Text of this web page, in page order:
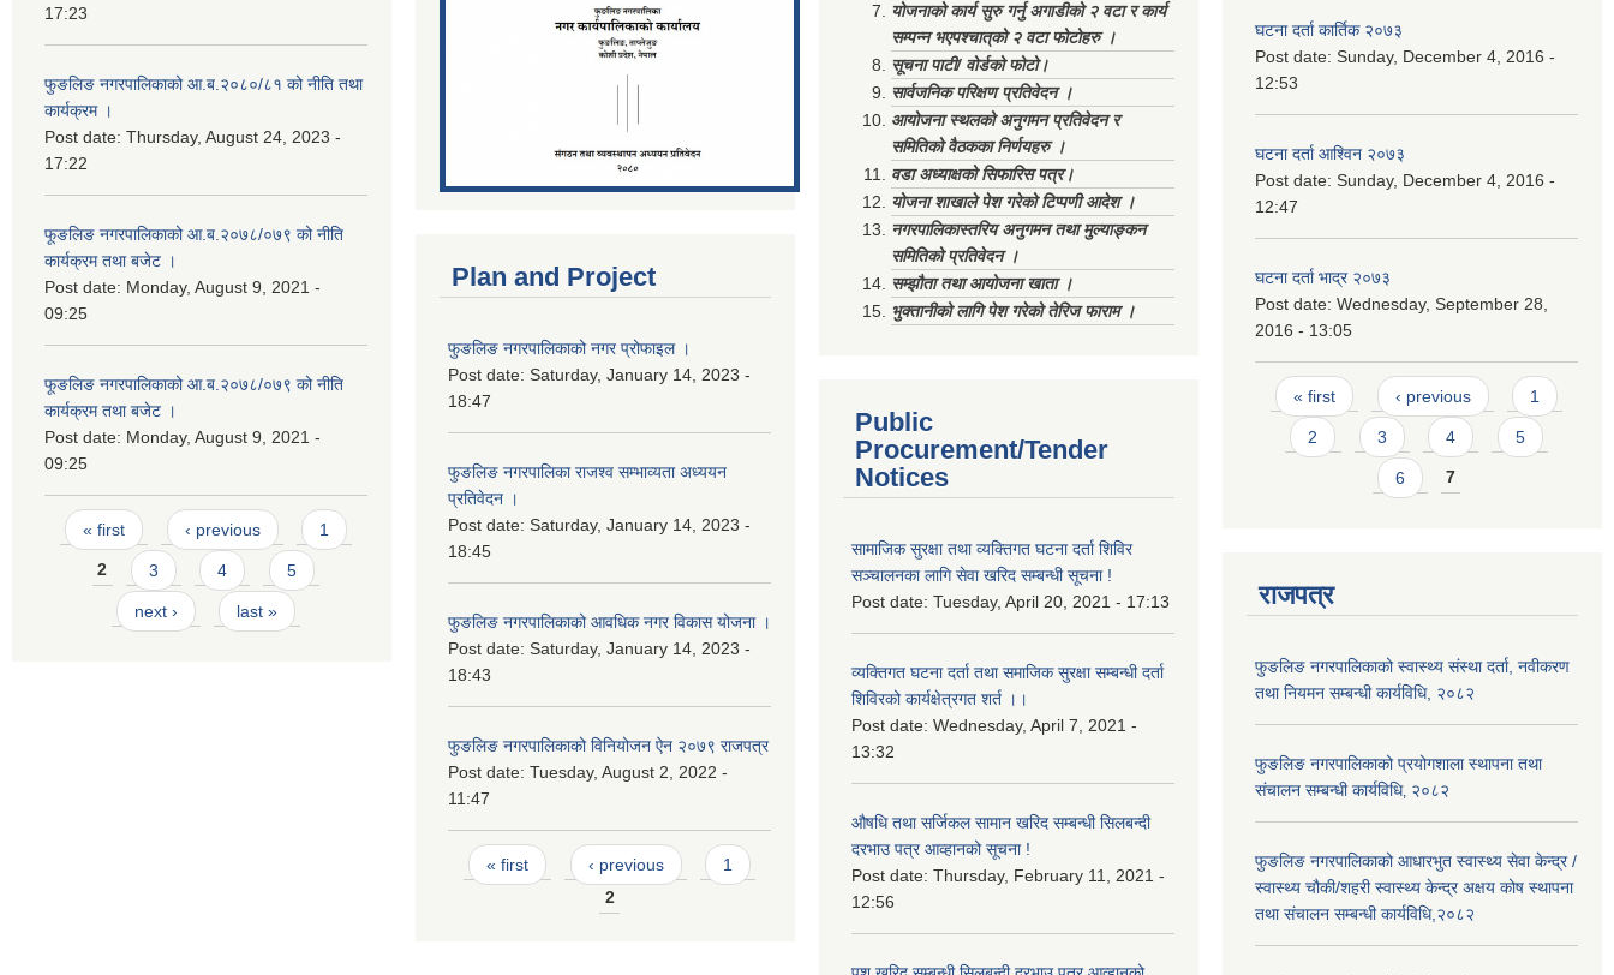
17:23
फुङलिङ नगरपालिकाको आ.ब.२०८०/८१ को नीति तथा
कार्यक्रम ।
Post date: Thursday, August 24, 2023 -
17:22
फूङलिङ नगरपालिकाको आ.ब.२०७८/०७९ को नीति
कार्यक्रम तथा बजेट ।
Post date: Monday, August 9, 2021 -
09:25
फूङलिङ नगरपालिकाको आ.ब.२०७८/०७९ को नीति
कार्यक्रम तथा बजेट ।
Post date: Monday, August 9, 2021 -
09:25
Pages
« first ‹ previous 1
2 3 4 5
next › last »
Plan and Project
फुङलिङ नगरपालिकाको नगर प्रोफाइल ।
Post date: Saturday, January 14, 2023 -
18:47
फुङलिङ नगरपालिका राजश्व सम्भाव्यता अध्ययन
प्रतिवेदन ।
Post date: Saturday, January 14, 2023 -
18:45
फुङलिङ नगरपालिकाको आवधिक नगर विकास योजना ।
Post date: Saturday, January 14, 2023 -
18:43
फुङलिङ नगरपालिकाको विनियोजन ऐन २०७९ राजपत्र
Post date: Tuesday, August 2, 2022 -
11:47
Pages
« first ‹ previous
1
2
योजनाको कार्य सुरु गर्नु अगाडीको २ वटा र कार्य
सम्पन्न भएपश्चात्‌को २ वटा फोटोहरु ।
सूचना पाटी/ वोर्डको फोटो।
सार्वजनिक परिक्षण प्रतिवेदन ।
आयोजना स्थलको अनुगमन प्रतिवेदन र
समितिको वैठकका निर्णयहरु ।
वडा अध्याक्षको सिफारिस पत्र।
योजना शाखाले पेश गरेको टिप्पणी आदेश ।
नगरपालिकास्तरिय अनुगमन तथा मुल्याङ्कन
समितिको प्रतिवेदन ।
सम्झौता तथा आयोजना खाता ।
भुक्तानीको लागि पेश गरेको तेरिज फाराम ।
Public
Procurement/Tender
Notices
सामाजिक सुरक्षा तथा व्यक्तिगत घटना दर्ता शिविर
सञ्चालनका लागि सेवा खरिद सम्बन्धी सूचना !
Post date: Tuesday, April 20, 2021 - 17:13
व्यक्तिगत घटना दर्ता तथा समाजिक सुरक्षा सम्बन्धी दर्ता
शिविरको कार्यक्षेत्रगत शर्त ।।
Post date: Wednesday, April 7, 2021 -
13:32
औषधि तथा सर्जिकल सामान खरिद सम्बन्धी सिलबन्दी
दरभाउ पत्र आव्हानको सूचना !
Post date: Thursday, February 11, 2021 -
12:56
घटना दर्ता कार्तिक २०७३
Post date: Sunday, December 4, 2016 -
12:53
घटना दर्ता आश्विन २०७३
Post date: Sunday, December 4, 2016 -
12:47
घटना दर्ता भाद्र २०७३
Post date: Wednesday, September 28,
2016 - 13:05
Pages
« first ‹ previous 1
2 3 4 5
6 7
राजपत्र
फुङलिङ नगरपालिकाको स्वास्थ्य संस्था दर्ता, नवीकरण
तथा नियमन सम्बन्धी कार्यविधि, २०८२
फुङलिङ नगरपालिकाको प्रयोगशाला स्थापना तथा
संचालन सम्बन्धी कार्यविधि‚ २०८२
फुङलिङ नगरपालिकाको आधारभुत स्वास्थ्य सेवा केन्द्र /
स्वास्थ्य चौकी/शहरी स्वास्थ्य केन्द्र अक्षय कोष स्थापना
तथा संचालन सम्बन्धी कार्यविधि,२०८२